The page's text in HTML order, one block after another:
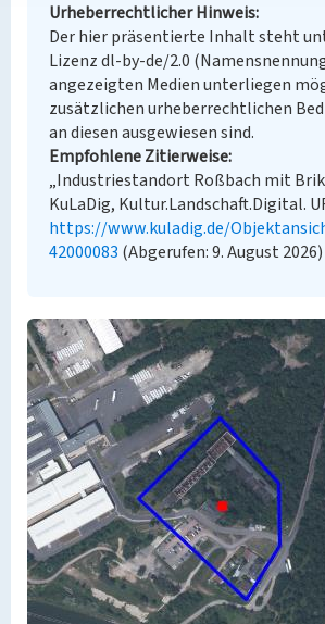
Urheberrechtlicher Hinweis
Der hier präsentierte Inhalt steht
Lizenz dl-by-de/2.0
angezeigten Medien unterliegen
zusätzlichen urheberrechtlichen
an diesen ausgewiesen sind.
Empfohlene Zitierweise
„Industriestandort Roßbach mit
KuLaDig, Kultur.Landschaft.Digital.
https://www.kuladig.de/
42000083 (Abgerufen: 9. August 2026)